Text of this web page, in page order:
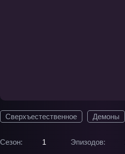
Сверхъестественное Демоны
Сезон: 1 Эпизодов: